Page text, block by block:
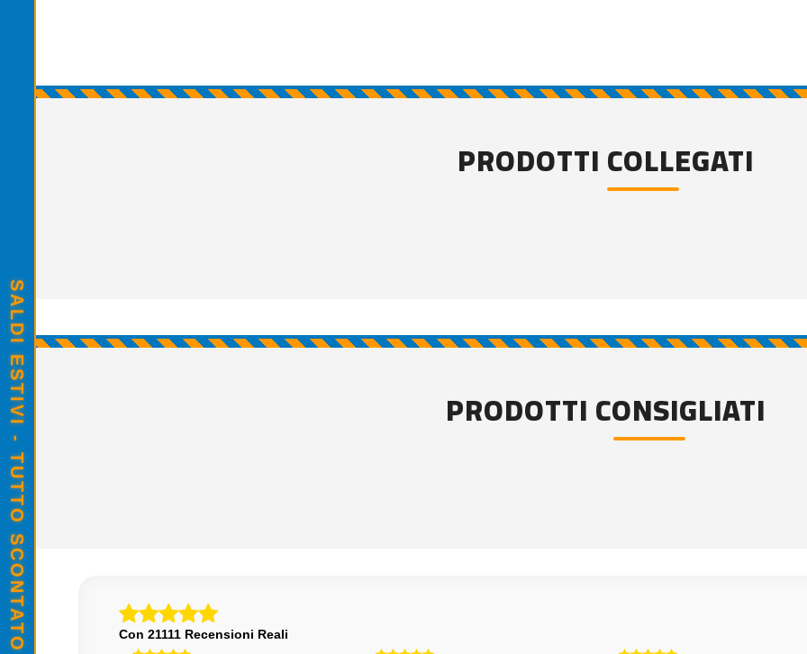
PRODOTTI COLLEGATI
PRODOTTI CONSIGLIATI
Con 21111 Recensioni Reali
SALDI ESTIVI - TUTTO SCONTATO